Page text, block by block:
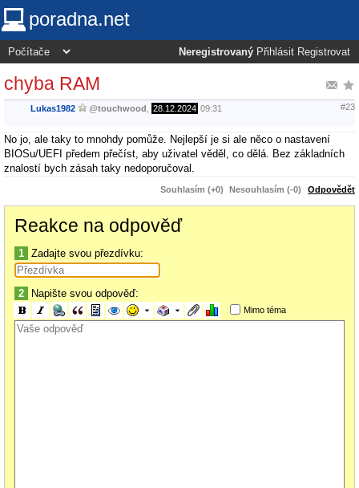
poradna.net
Neregistrovaný Přihlásit Registrovat
chyba RAM
Lukas1982 @touchwood 28.12.2024 09:31 #23
No jo, ale taky to mnohdy pomůže. Nejlepší je si ale něco o nastavení
BIOSu/UEFI předem přečíst, aby uživatel věděl, co dělá. Bez základních
znalostí bych zásah taky nedoporučoval.
Souhlasím (+0) Nesouhlasím (-0) Odpovědět
Reakce na odpověď
1 Zadajte svou přezdívku:
2 Napište svou odpověď:
Mimo téma